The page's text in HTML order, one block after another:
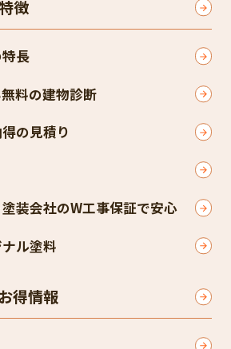
徴
長
料の建物診断
の見積り
装会社のW工事保証で安心
ル塗料
得情報